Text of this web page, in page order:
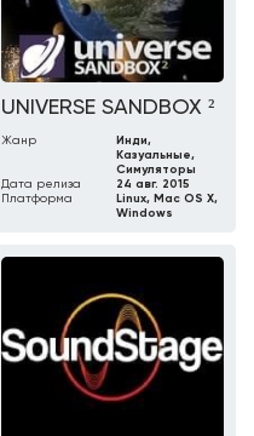
UNIVERSE SANDBOX ²
Жанр
Инди,
Казуальные,
Симуляторы
Дата релиза
24 авг. 2015
Платформа
Linux, Mac OS X,
Windows